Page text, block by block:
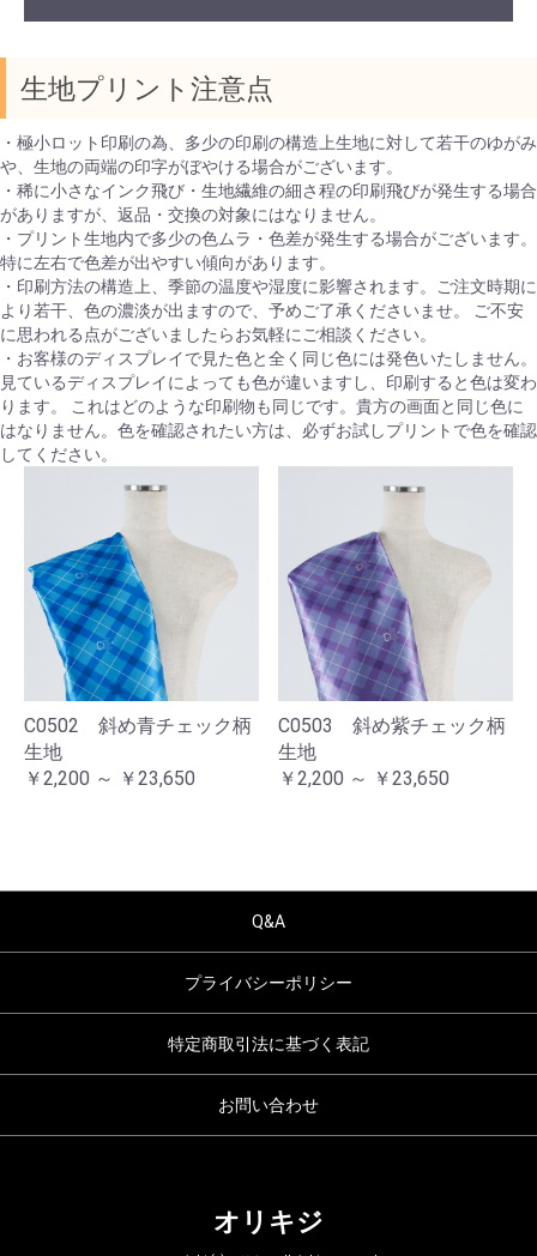
生地プリント注意点
・極小ロット印刷の為、多少の印刷の構造上生地に対して若干のゆがみ
や、生地の両端の印字がぼやける場合がございます。
・稀に小さなインク飛び・生地繊維の細さ程の印刷飛びが発生する場合
がありますが、返品・交換の対象にはなりません。
・プリント生地内で多少の色ムラ・色差が発生する場合がございます。
特に左右で色差が出やすい傾向があります。
・印刷方法の構造上、季節の温度や湿度に影響されます。ご注文時期に
より若干、色の濃淡が出ますので、予めご了承くださいませ。 ご不安
に思われる点がございましたらお気軽にご相談ください。
・お客様のディスプレイで見た色と全く同じ色には発色いたしません。
見ているディスプレイによっても色が違いますし、印刷すると色は変わ
ります。 これはどのような印刷物も同じです。貴方の画面と同じ色に
はなりません。色を確認されたい方は、必ずお試しプリントで色を確認
してください。
C0502 斜め青チェック柄
生地
￥2,200 ～ ￥23,650
C0503 斜め紫チェック柄
生地
￥2,200 ～ ￥23,650
Q&A
プライバシーポリシー
特定商取引法に基づく表記
お問い合わせ
オリキジ